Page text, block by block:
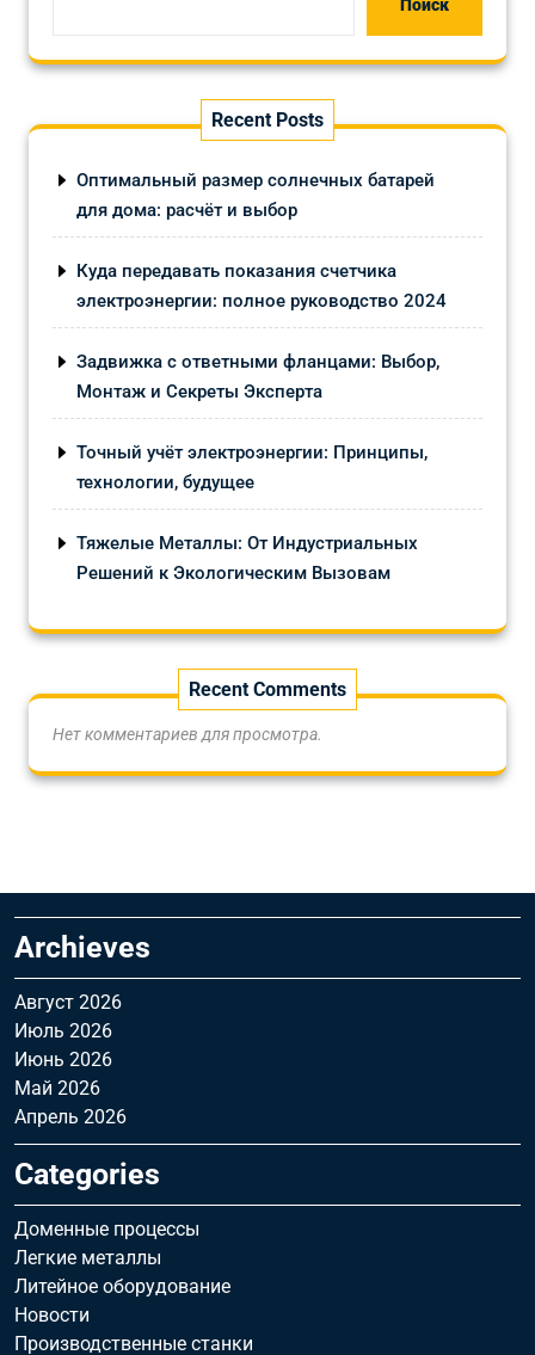
Поиск
Recent Posts
Оптимальный размер солнечных батарей
для дома: расчёт и выбор
Куда передавать показания счетчика
электроэнергии: полное руководство 2024
Задвижка с ответными фланцами: Выбор,
Монтаж и Секреты Эксперта
Точный учёт электроэнергии: Принципы,
технологии, будущее
Тяжелые Металлы: От Индустриальных
Решений к Экологическим Вызовам
Recent Comments
Нет комментариев для просмотра.
Archieves
Август 2026
Июль 2026
Июнь 2026
Май 2026
Апрель 2026
Categories
Доменные процессы
Легкие металлы
Литейное оборудование
Новости
Производственные станки